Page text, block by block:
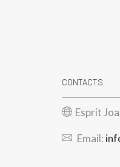
CONTACTS
Esprit
Email: